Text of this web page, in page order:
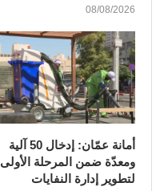
08/08/2026
أمانة عمّان: إدخال 50 آلية
ومعدّة ضمن المرحلة الأولى
لتطوير إدارة النفايات